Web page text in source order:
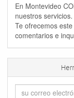
En Montevideo
nuestros servicios.
Te ofrecemos
comentarios e